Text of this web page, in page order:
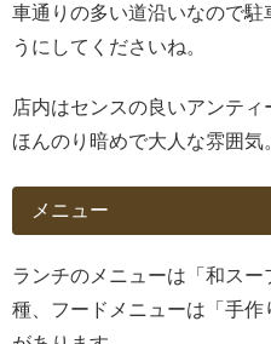
車通りの多い道沿いなので
うにしてくださいね。
店内はセンスの良いアンティ
ほんのり暗めで大人な雰囲気
メニュー
ランチのメニューは「和ス
種、フードメニューは「手作